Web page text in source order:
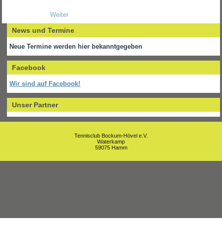
Weiter
News und Termine
Neue Termine werden hier bekanntgegeben
Facebook
Wir sind auf Facebook!
Unser Partner
Tennisclub Bockum-Hövel e.V.
Waterkamp
59075 Hamm